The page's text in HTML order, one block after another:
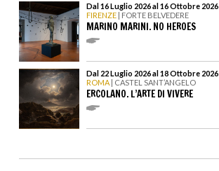
Dal 16 Luglio 2026 al 16 Ottobre 2026
FIRENZE | FORTE BELVEDERE
MARINO MARINI. NO HEROES
Dal 22 Luglio 2026 al 18 Ottobre 2026
ROMA | CASTEL SANT’ANGELO
ERCOLANO. L’ARTE DI VIVERE